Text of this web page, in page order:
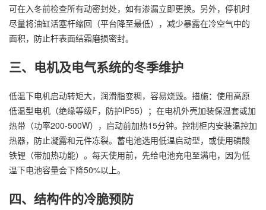
可在入冬前检查所有动密封处，如有渗漏立即更换。另外，停机时
尽量将油缸活塞杆缩回（平台降至最低），减少暴露在冷空气中的
面积，防止杆表面结霜磨损密封。
三、电机及电气系统的冬季维护
低温下电机启动转矩大，润滑脂变稠，容易烧毁。措施：使用高原
低温型电机（绝缘等级F，防护IP55）；在电机外壳加装保温套或加
热带（功率200-500W），启动前加热15分钟。控制柜内安装温控加
热器，防止凝露和元件冻裂。蓄电池选用低温启动型，或使用磷酸
铁锂（带加热功能）。每天使用前，先给电池充电至满电，因为低
温下电池容量会下降50%以上。
四、结构件的冷脆预防